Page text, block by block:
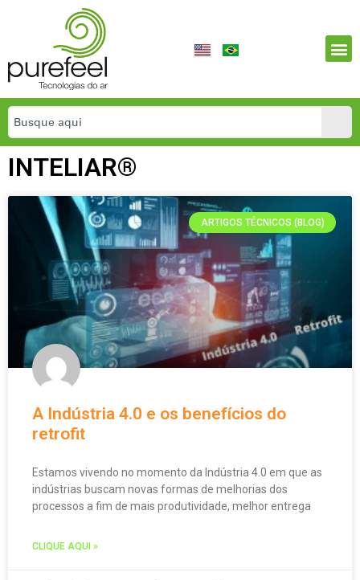
INTELIAR®
ARTIGOS TÉCNICOS (BLOG)
A Indústria 4.0 e os benefícios do
retrofit
Estamos vivendo no momento da Indústria 4.0 em que as
indústrias buscam novas formas de melhorias dos
processos a fim de mais produtividade, melhor entrega
CLIQUE AQUI »